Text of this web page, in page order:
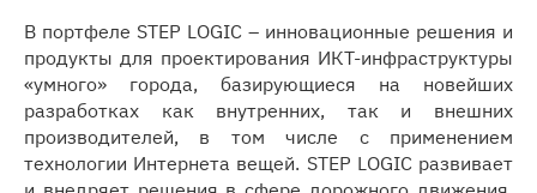
В портфеле STEP LOGIC – инновационные решения и
продукты для проектирования ИКТ-инфраструктуры
«умного» города, базирующиеся на новейших
разработках как внутренних, так и внешних
производителей, в том числе с применением
технологии Интернета вещей. STEP LOGIC развивает